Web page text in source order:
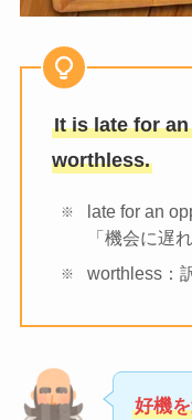
It is late for
worthless.
late for an
「機会に遅
worthless：
好機